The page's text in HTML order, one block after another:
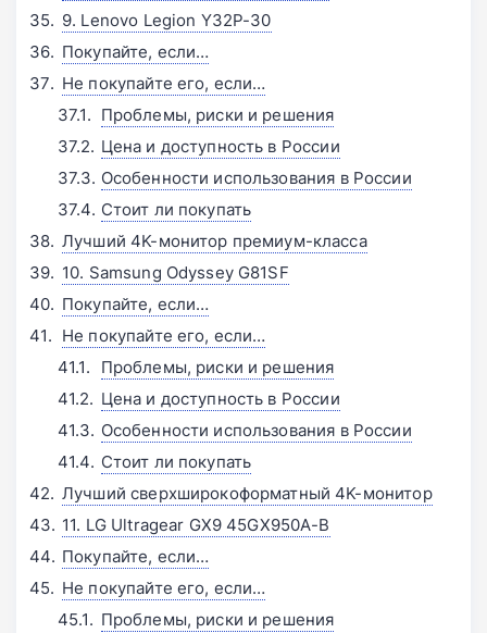
9. Lenovo Legion Y32P-30
Покупайте, если…
Не покупайте его, если…
Проблемы, риски и решения
Цена и доступность в России
Особенности использования в России
Стоит ли покупать
Лучший 4K-монитор премиум-класса
10. Samsung Odyssey G81SF
Покупайте, если…
Не покупайте его, если…
Проблемы, риски и решения
Цена и доступность в России
Особенности использования в России
Стоит ли покупать
Лучший сверхширокоформатный 4K-монитор
11. LG Ultragear GX9 45GX950A-B
Покупайте, если…
Не покупайте его, если…
Проблемы, риски и решения